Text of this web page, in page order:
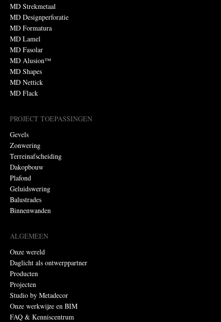
MD Strekmetaal
MD Designperforatie
MD Formatura
MD Lamel
MD Fasolar
MD Alusion™
MD Shapes
MD Nettick
MD Flack
PROJECT TOEPASSINGEN
Gevels
Zonwering
Terreinafscheiding
Dakopbouw
Plafond
Geluidswering
Balustrades
Binnenwanden
ALGEMEEN
Onze wereld
Daglicht als ontwerppartner
Producten
Projecten
Studio by Metadecor
Onze werkwijze en BIM
FAQ & Kenniscentrum